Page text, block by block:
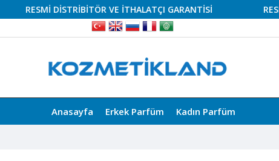
RESMİ DİSTRİBİTÖR VE İTHALATÇI GARANTİSİ
Anasayfa Erkek Parfüm Kadın Parfüm